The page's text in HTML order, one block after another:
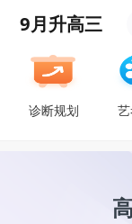
9月升高三
诊断规划